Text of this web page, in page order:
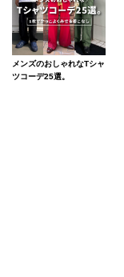
メンズのおしゃれなTシャ
ツコーデ25選。